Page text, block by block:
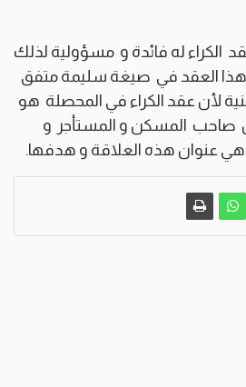
له فائدة و مسؤولية لذلك
هذا العقد في صيغة سليمة متفق
لأن عقد الكراء في المحصلة هو
صاحب المسكن و المستأجر و
هي عنوان هذه العلاقة و هدفها.